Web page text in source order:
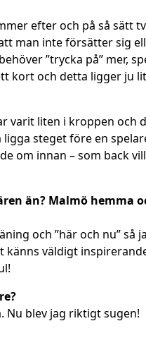
efter och på så sätt
man inte försätter sig
”trycka på” mer,
kort och detta ligger ju
varit liten i kroppen
steget före en
om innan – som back
än? Malmö hemma
och ”här och nu” så
väldigt
Nu blev jag riktigt sugen!